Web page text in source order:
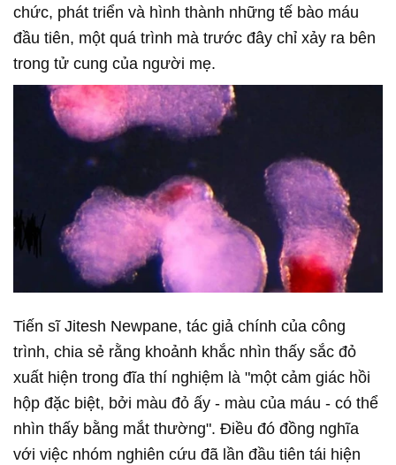
chức, phát triển và hình thành những tế bào máu
đầu tiên, một quá trình mà trước đây chỉ xảy ra bên
trong tử cung của người mẹ.
Tiến sĩ Jitesh Newpane, tác giả chính của công
trình, chia sẻ rằng khoảnh khắc nhìn thấy sắc đỏ
xuất hiện trong đĩa thí nghiệm là "một cảm giác hồi
hộp đặc biệt, bởi màu đỏ ấy - màu của máu - có thể
nhìn thấy bằng mắt thường". Điều đó đồng nghĩa
với việc nhóm nghiên cứu đã lần đầu tiên tái hiện